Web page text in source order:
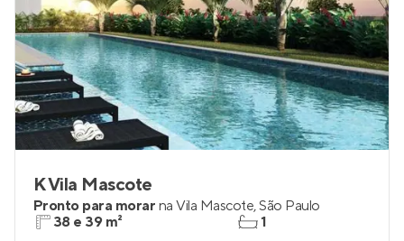
K Vila Mascote
Pronto para morar na Vila Mascote,São Paulo
38 e 39 m²
1